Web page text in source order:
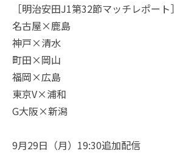
［明治安田J1第32節マッチレポート］
名古屋×鹿島
神戸×清水
町田×岡山
福岡×広島
東京V×浦和
G大阪×新潟
9月29日（月）19:30追加配信